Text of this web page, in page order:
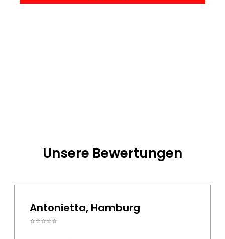
Unsere Bewertungen
Antonietta, Hamburg
⭐⭐⭐⭐⭐